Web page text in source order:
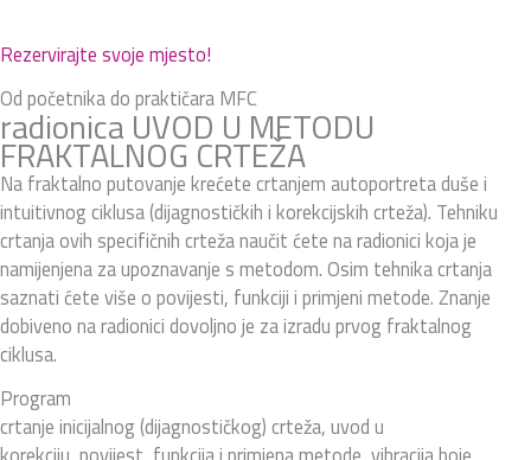
Rezervirajte svoje mjesto!
Od početnika do praktičara MFC
radionica UVOD U METODU
FRAKTALNOG CRTEŽA
Na fraktalno putovanje krećete crtanjem autoportreta duše i
intuitivnog ciklusa (dijagnostičkih i korekcijskih crteža). Tehniku
crtanja ovih specifičnih crteža naučit ćete na radionici koja je
namijenjena za upoznavanje s metodom. Osim tehnika crtanja
saznati ćete više o povijesti, funkciji i primjeni metode. Znanje
dobiveno na radionici dovoljno je za izradu prvog fraktalnog
ciklusa.
Program
crtanje inicijalnog (dijagnostičkog) crteža, uvod u